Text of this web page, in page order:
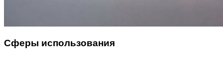
Сферы использования